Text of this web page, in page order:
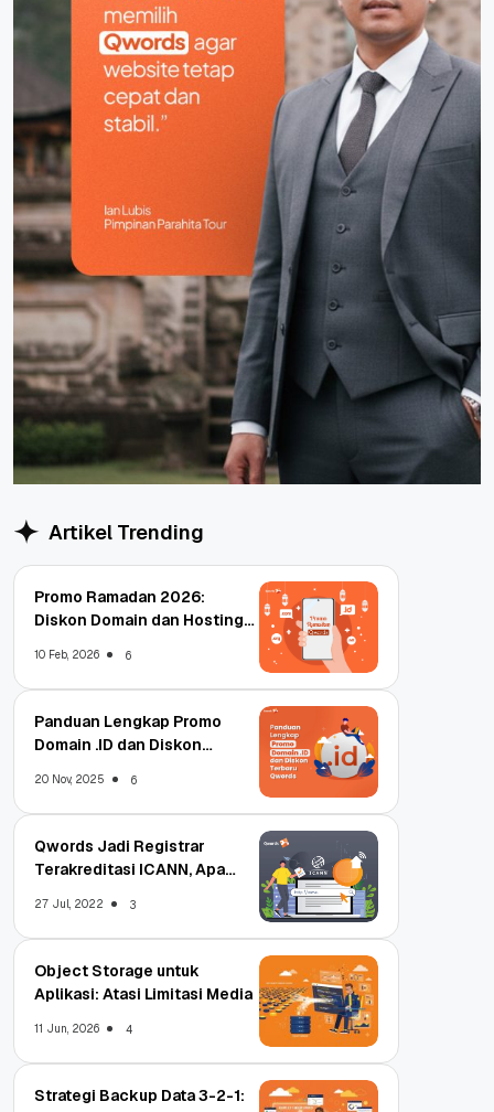
Artikel Trending
Promo Ramadan 2026:
Diskon Domain dan Hosting
10 Feb, 2026 6
Panduan Lengkap Promo
Domain .ID dan Diskon
20 Nov, 2025 6
Qwords Jadi Registrar
Terakreditasi ICANN, Apa
27 Jul, 2022 3
Object Storage untuk
Aplikasi: Atasi Limitasi Media
11 Jun, 2026 4
Strategi Backup Data 3-2-1: